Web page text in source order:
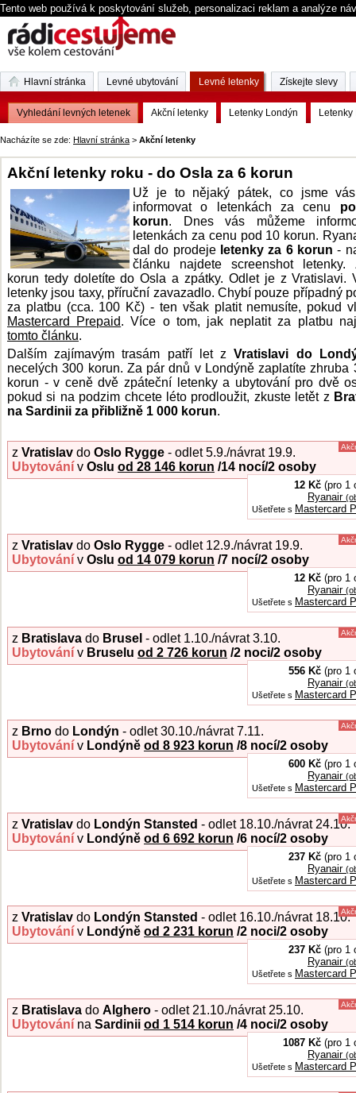
Tento web používá k poskytování služeb, personalizaci reklam a analýze
Nacházíte se zde: Hlavní stránka > Akční letenky
Akční letenky roku - do Osla za 6 korun
Už je to nějaký pátek, co jsme
informovat o letenkách za cenu
korun. Dnes vás můžeme
letenkách za cenu pod 10 korun.
dal do prodeje letenky za 6 korun -
článku najdete screenshot
korun tedy doletíte do Osla a zpátky. Odlet je z Vratislavi.
letenky jsou taxy, příruční zavazadlo. Chybí pouze případný
za platbu (cca. 100 Kč) - ten však platit nemusíte, pokud
Mastercard Prepaid. Více o tom, jak neplatit za platbu
tomto článku.
Dalším zajímavým trasám patří let zVratislavi do
necelých 300 korun. Za pár dnů v Londýně zaplatíte zhruba
korun - v ceně dvě zpáteční letenky a ubytování pro dvě
pokud si na podzim chcete léto prodloužit, zkuste letět z
na Sardinii za přibližně 1 000 korun.
z Vratislav do Oslo Rygge - odlet 5.9./návrat 19.9.
Ubytování v Oslu od 28 146 korun /14 nocí/2 osoby
12 Kč (pro 1
Ryanair
Ušetřete s Mastercard
z Vratislav do Oslo Rygge - odlet 12.9./návrat 19.9.
Ubytování v Oslu od 14 079 korun /7 nocí/2 osoby
12 Kč (pro 1
Ryanair
Ušetřete s Mastercard
z Bratislava do Brusel - odlet 1.10./návrat 3.10.
Ubytování v Bruselu od 2 726 korun /2 noci/2 osoby
556 Kč (pro 1
Ryanair
Ušetřete s Mastercard
z Brno do Londýn - odlet 30.10./návrat 7.11.
Ubytování v Londýně od 8 923 korun /8 nocí/2 osoby
600 Kč (pro 1
Ryanair
Ušetřete s Mastercard
z Vratislav do Londýn Stansted - odlet 18.10./návrat 24.10.
Ubytování v Londýně od 6 692 korun /6 nocí/2 osoby
237 Kč (pro 1
Ryanair
Ušetřete s Mastercard
z Vratislav do Londýn Stansted - odlet 16.10./návrat 18.10.
Ubytování v Londýně od 2 231 korun /2 noci/2 osoby
237 Kč (pro 1
Ryanair
Ušetřete s Mastercard
z Bratislava do Alghero - odlet 21.10./návrat 25.10.
Ubytování na Sardinii od 1 514 korun /4 noci/2 osoby
1087 Kč (pro 1
Ryanair
Ušetřete s Mastercard
Hlavní stránka Levné ubytování Levné letenky
Vyhledání levných letenek Akční letenky Letenky Londýn Letenky
Získejte slevy